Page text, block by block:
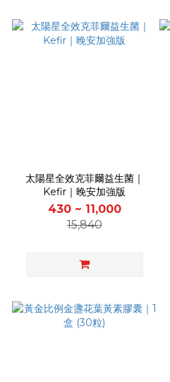
太陽星全效克菲爾益生菌｜
Kefir｜晚安加強版
430 ~ 11,000
15,840